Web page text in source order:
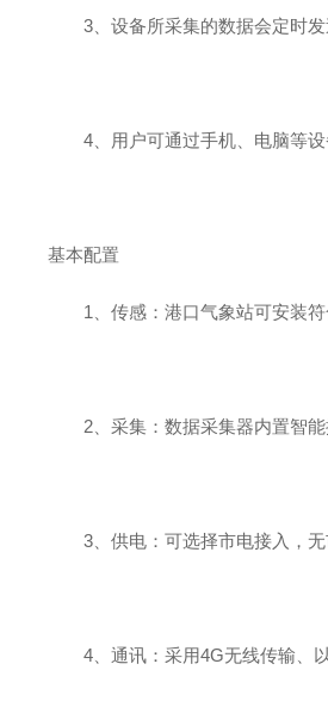
3 、设备所采集的数据会定时
4 、用户可通过手机、电脑等
基本配置
1 、传感：港口气象站可安装
2 、采集：数据采集器内置智
3 、供电：可选择市电接入，
4 、通讯：采用4G无线传输、